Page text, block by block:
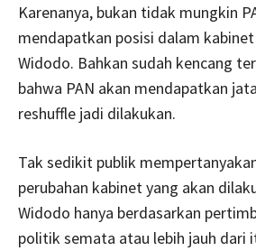
Karenanya, bukan tidak mungkin
mendapatkan posisi dalam
Widodo. Bahkan sudah kencang
bahwa PAN akan mendapatkan
reshuffle jadi dilakukan.
Tak sedikit publik
perubahan kabinet yang akan
Widodo hanya berdasarkan
politik semata atau lebih jauh dari